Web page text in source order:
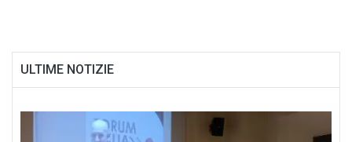
ULTIME NOTIZIE